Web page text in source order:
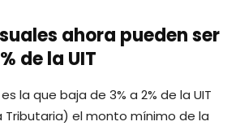
ahora pueden ser
de la UIT
la que baja de 3% a 2% de la UIT
Tributaria) el monto mínimo de la